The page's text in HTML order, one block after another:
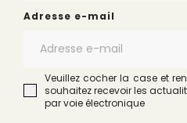
Adresse e-mail
Veuillez cocher la case et
souhaitez recevoir les
par voie électronique